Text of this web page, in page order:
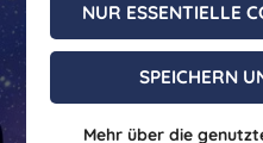
NUR ESSENTIELLE
SPEICHERN
Mehr über die